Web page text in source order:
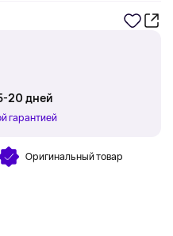
20 дней
гарантией
Оригинальный товар